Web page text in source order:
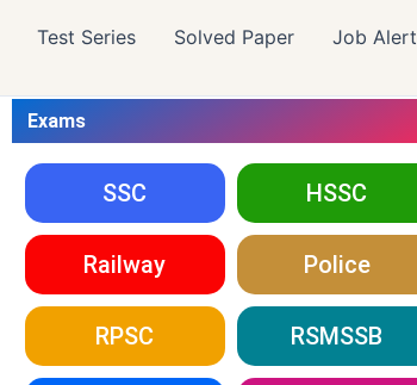
Test Series Solved Paper Job Alert
Exams
SSC HSSC
Railway Police
RPSC RSMSSB